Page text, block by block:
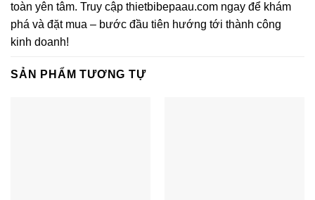
toàn yên tâm. Truy cập thietbibepaau.com ngay để khám
phá và đặt mua – bước đầu tiên hướng tới thành công
kinh doanh!
SẢN PHẨM TƯƠNG TỰ